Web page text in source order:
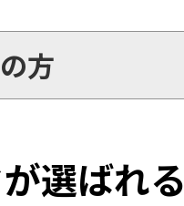
方
選ばれる